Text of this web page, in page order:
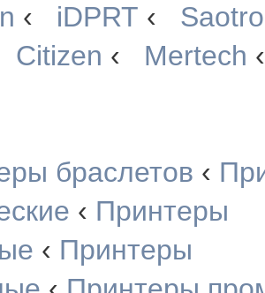
‹ iDPRT ‹
Citizen ‹ Mertech
браслетов ‹
‹ Принтеры
‹ Принтеры